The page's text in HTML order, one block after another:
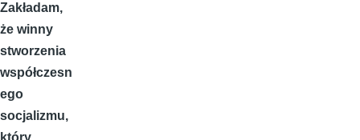
Zakładam,
że winny
stworzenia
współczesn
ego
socjalizmu,
który